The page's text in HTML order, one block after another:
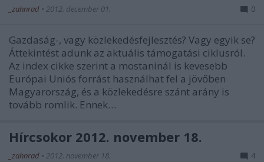
_zahnrad • 2012. december 01. 0
Gazdaság-, vagy közlekedésfejlesztés? Vagy egyik se?
Áttekintést adunk az aktuális támogatási ciklusról.
Az index cikke szerint a mostaninál is kevesebb
Európai Uniós forrást használhat fel a jövőben
Magyarország, és a közlekedésre szánt arány is
tovább romlik. Ennek…
Hírcsokor 2012. november 18.
_zahnrad • 2012. november 18. 4